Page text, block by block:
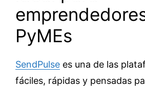
PyMEs
SendPulse es una de las
fáciles, rápidas y pensadas